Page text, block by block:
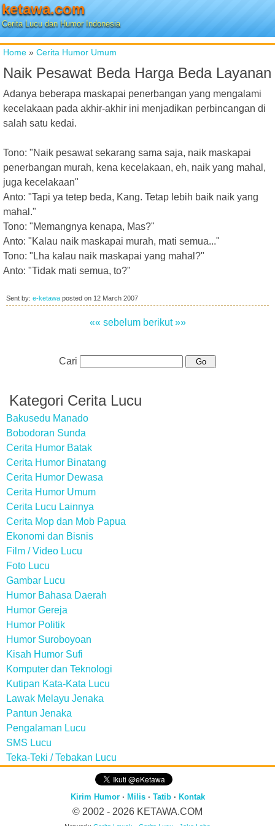
ketawa.com
Cerita Lucu dan Humor Indonesia
Home » Cerita Humor Umum
Naik Pesawat Beda Harga Beda Layanan
Adanya beberapa maskapai penerbangan yang mengalami
kecelakaan pada akhir-akhir ini menjadikan perbincangan di
salah satu kedai.
Tono: "Naik pesawat sekarang sama saja, naik maskapai
penerbangan murah, kena kecelakaan, eh, naik yang mahal,
juga kecelakaan"
Anto: "Tapi ya tetep beda, Kang. Tetap lebih baik naik yang
mahal."
Tono: "Memangnya kenapa, Mas?"
Anto: "Kalau naik maskapai murah, mati semua..."
Tono: "Lha kalau naik maskapai yang mahal?"
Anto: "Tidak mati semua, to?"
Sent by: e-ketawa posted on 12 March 2007
«« sebelum berikut »»
Cari
Kategori Cerita Lucu
Bakusedu Manado
Bobodoran Sunda
Cerita Humor Batak
Cerita Humor Binatang
Cerita Humor Dewasa
Cerita Humor Umum
Cerita Lucu Lainnya
Cerita Mop dan Mob Papua
Ekonomi dan Bisnis
Film / Video Lucu
Foto Lucu
Gambar Lucu
Humor Bahasa Daerah
Humor Gereja
Humor Politik
Humor Suroboyoan
Kisah Humor Sufi
Komputer dan Teknologi
Kutipan Kata-Kata Lucu
Lawak Melayu Jenaka
Pantun Jenaka
Pengalaman Lucu
SMS Lucu
Teka-Teki / Tebakan Lucu
Kirim Humor· Milis· Tatib· Kontak
© 2002 - 2026 KETAWA.COM